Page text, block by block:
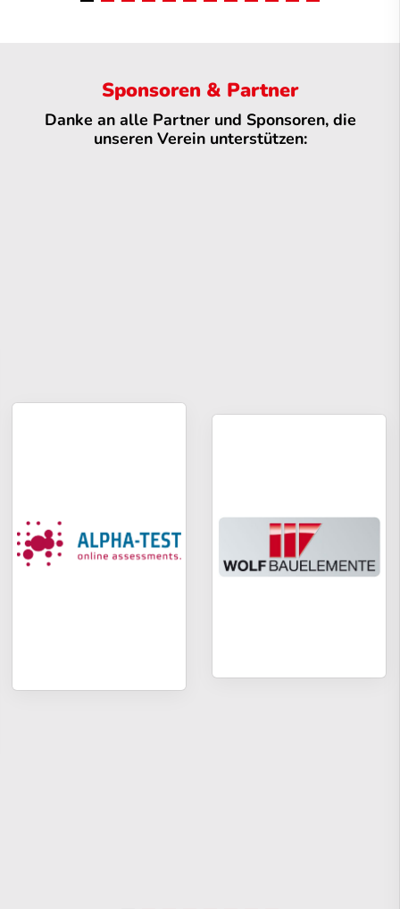
Sponsoren & Partner
Danke an alle Partner und Sponsoren, die
unseren Verein unterstützen: